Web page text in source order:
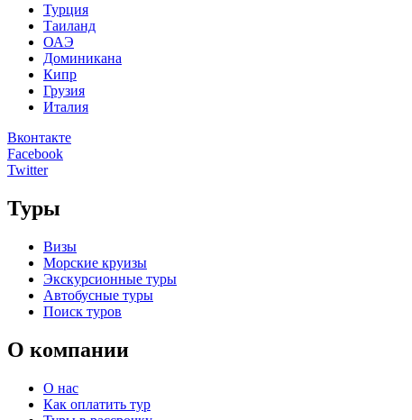
Турция
Таиланд
ОАЭ
Доминикана
Кипр
Грузия
Италия
Вконтакте
Facebook
Twitter
Туры
Визы
Морские круизы
Экскурсионные туры
Автобусные туры
Поиск туров
О компании
О нас
Как оплатить тур